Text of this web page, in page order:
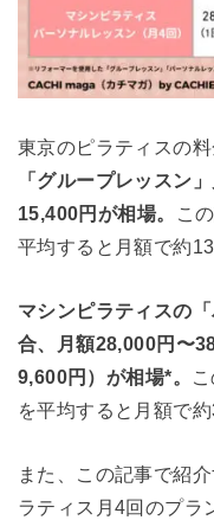
東京のピラティスの料
「グループレッスン
15,400円が相場。
こ
平均すると月額で約
マシンピラティスの
合、月額28,000円〜
9,600円）が相場*。
を平均すると月額で
また、この記事で紹
ラティス月4回のプラ